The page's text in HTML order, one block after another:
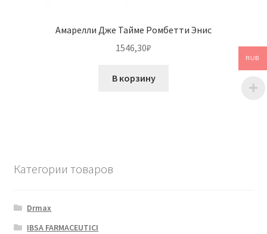
Амарелли Дже Тайме Ромбетти Энис
1546,30₽
В корзину
Категории товаров
Drmax
IBSA FARMACEUTICI
RUB